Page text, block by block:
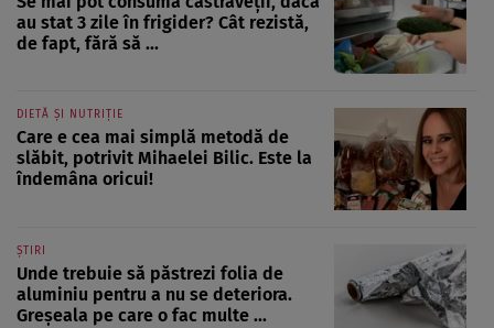
au stat 3 zile în frigider? Cât rezistă,
de fapt, fără să ...
DIETĂ ȘI NUTRIȚIE
Care e cea mai simplă metodă de
slăbit, potrivit Mihaelei Bilic. Este la
îndemâna oricui!
ȘTIRI
Unde trebuie să păstrezi folia de
aluminiu pentru a nu se deteriora.
Greșeala pe care o fac multe ...